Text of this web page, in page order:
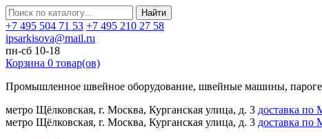
Найти
+7 495 504 71 53 +7 495 210 27 58
ipsarkisova@mail.ru
пн-сб 10-18
Корзина 0 товар(ов)
Промышленное швейное оборудование, швейные машины,
метро Щёлковская, г. Москва, Курганская улица, д. 3 доставка по
метро Щёлковская, г. Москва, Курганская улица, д. 3 доставка по